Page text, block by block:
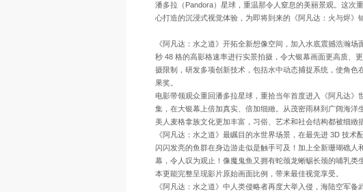
潘多拉（Pandora）星球，重温那令人窒息的美丽景观。这次
心打造的沉浸式视觉体验，为即将到来的《阿凡达：火与烬》
《阿凡达：水之道》开拓全新想像空间，加入水底震撼浩瀚
秒 48 格的高影格速率进行实景拍摄，令大银幕画面更高质、
摄限制，研发多项创新技术，包括水中动态捕捉系统，使角
果奖。
电影带领观众重回潘多拉星球，重拾当年首度进入《阿凡达
集，在大银幕上倍加真实、倍加细緻。从茂密雨林到广阔海
美人麦格拿族文化更加丰富，习俗、艺术和社会结构都被细緻
《阿凡达：水之道》最瞩目的水世界场景，在最先进 3D 技
闪闪发亮的鱼群在身边游走似是触手可及！加上全新珊瑚礁
幕，令人叹为观止！像魔鬼鱼又拥有蛇颈龙蜥蜴长颈的哺乳
本更能完整呈现影片原始画面比例，带来最佳视觉享受。
《阿凡达：水之道》中人类侵略者再度大举入侵，海陆空军